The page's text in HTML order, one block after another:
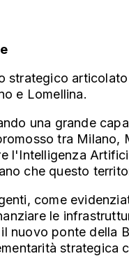
e Lomellina.
una grande
tra
che questo
come
le
nuovo ponte
strategica